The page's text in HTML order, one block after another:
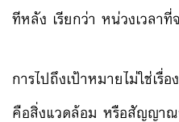
ทีหลัง เรียกว่า หน่วงเวลา
การไปถึงเป้าหมายไม่ใช่เรื่
คือสิ่งแวดล้อม หรือสัญญา